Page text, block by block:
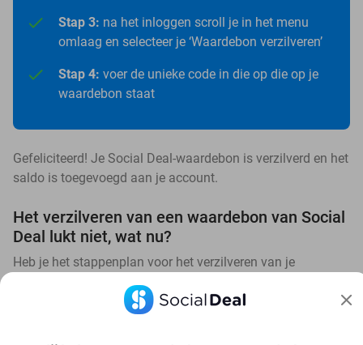
Stap 3: na het inloggen scroll je in het menu
omlaag en selecteer je ‘Waardebon verzilveren’
Stap 4: voer de unieke code in die op die op je
waardebon staat
Gefeliciteerd! Je Social Deal-waardebon is verzilverd en het
saldo is toegevoegd aan je account.
Het verzilveren van een waardebon van Social
Deal lukt niet, wat nu?
Heb je het stappenplan voor het verzilveren van je
waardebon doorgenomen maar kom je er toch nog niet
klantenservice van Social Deal